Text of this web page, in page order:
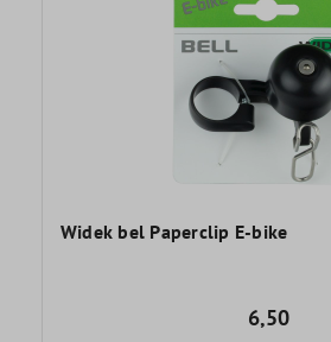
Widek bel Paperclip E-bike
6,50